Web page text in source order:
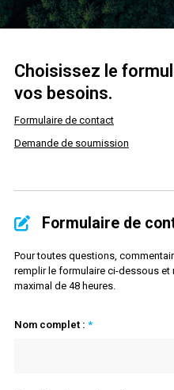
Choisissez le
vos besoins.
Formulaire de contact
Demande de soumission
Formulaire de
Pour toutes questions,
remplir le formulaire ci-dessous
maximal de 48 heures.
Nom complet : *